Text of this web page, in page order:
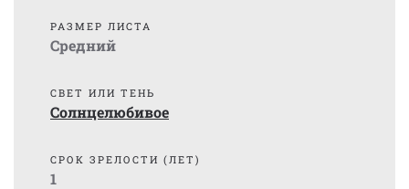
РАЗМЕР ЛИСТА
Средний
СВЕТ ИЛИ ТЕНЬ
Солнцелюбивое
СРОК ЗРЕЛОСТИ (ЛЕТ)
1